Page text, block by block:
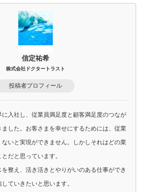
信定祐希
株式会社ドクタートラスト
投稿者プロフィール
入社し、従業員満足度と顧客満足度のつなが
ました。お客さまを幸せにするためには、従業
ないと実現ができません。しかしそれはどの業
だと思っています。
整え、活き活きとやりがいのある仕事ができ
ていきたいと思います。